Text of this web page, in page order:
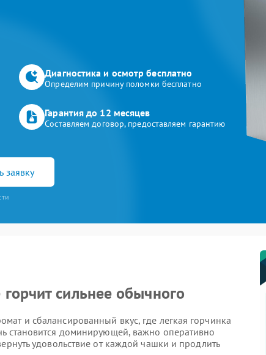
Диагностика и осмотр бесплатно
Определим причину поломки бесплатно
Гарантия до 12 месяцев
Составляем договор, предоставляем гарантию
заявку
сильнее обычного
и сбалансированный вкус, где легкая горчинка
становится доминирующей, важно оперативно
удовольствие от каждой чашки и продлить